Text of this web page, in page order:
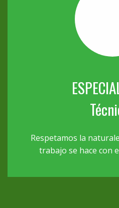
Respetamos la
trabajo se hace con